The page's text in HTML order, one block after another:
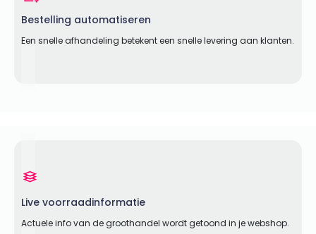
Bestelling automatiseren
Een snelle afhandeling betekent een snelle levering aan klanten.
Live voorraadinformatie
Actuele info van de groothandel wordt getoond in je webshop.